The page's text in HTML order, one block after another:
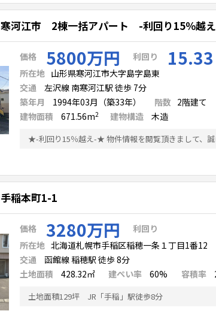
寒河江市 2棟一括アパート -利回り15％越
価格 5800万円 利回り 15.33
所在地 山形県寒河江市大字島字島東
交通
左沢線 南寒河江駅 徒歩 7分
築年月
1994年03月（築33年） 階数 2階建て
建物面積
671.56m2 建物構造 木造
手稲本町1-1
価格 3280万円
利回り
所在地 北海道札幌市手稲区稲穂一条１丁目1番12
交通
函館線 稲穂駅 徒歩 8分
土地面積
428.32㎡ 建ぺい率 60% 容積率
土地面積129坪 JR「手稲」駅徒歩8分